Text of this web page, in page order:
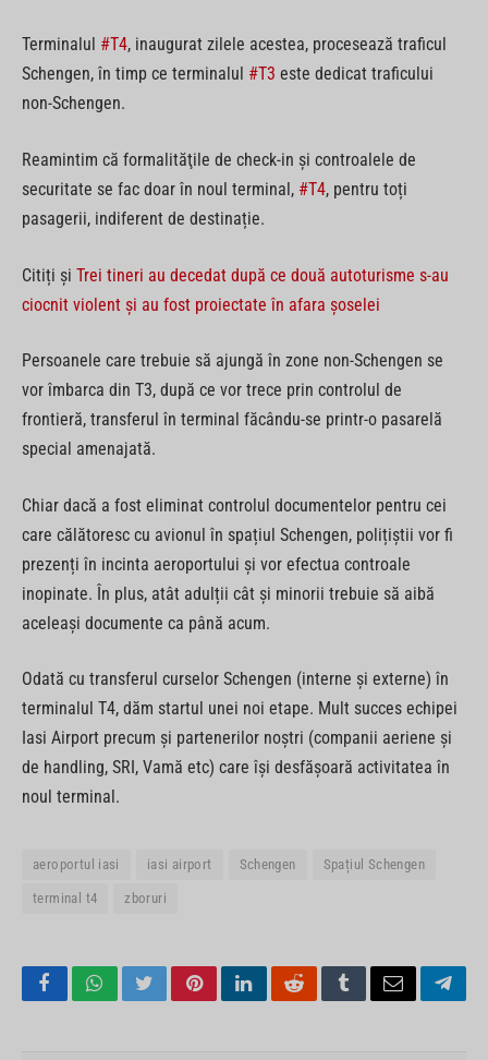
Terminalul #T4, inaugurat zilele acestea, procesează traficul
Schengen, în timp ce terminalul #T3 este dedicat traficului
non-Schengen.
Reamintim că formalităţile de check-in și controalele de
securitate se fac doar în noul terminal, #T4, pentru toți
pasagerii, indiferent de destinație.
Citiți și Trei tineri au decedat după ce două autoturisme s-au
ciocnit violent și au fost proiectate în afara șoselei
Persoanele care trebuie să ajungă în zone non-Schengen se
vor îmbarca din T3, după ce vor trece prin controlul de
frontieră, transferul în terminal făcându-se printr-o pasarelă
special amenajată.
Chiar dacă a fost eliminat controlul documentelor pentru cei
care călătoresc cu avionul în spațiul Schengen, polițiștii vor fi
prezenți în incinta aeroportului și vor efectua controale
inopinate. În plus, atât adulții cât și minorii trebuie să aibă
aceleași documente ca până acum.
Odată cu transferul curselor Schengen (interne și externe) în
terminalul T4, dăm startul unei noi etape. Mult succes echipei
Iasi Airport precum și partenerilor noștri (companii aeriene și
de handling, SRI, Vamă etc) care își desfășoară activitatea în
noul terminal.
aeroportul iasi iasi airport Schengen Spațiul Schengen
terminal t4 zboruri
FacebookWhatsApp
TwitterPinterestLinkedInRedditTumblrEmail